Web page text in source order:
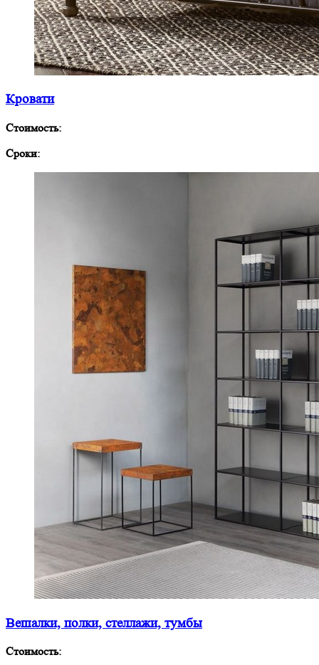
Кровати
Стоимость:
Сроки:
Вешалки, полки, стеллажи, тумбы
Стоимость: